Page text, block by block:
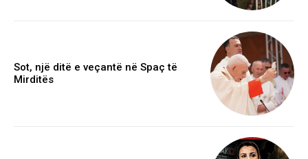
Sot, një ditë e veçantë në Spaç të
Mirditës